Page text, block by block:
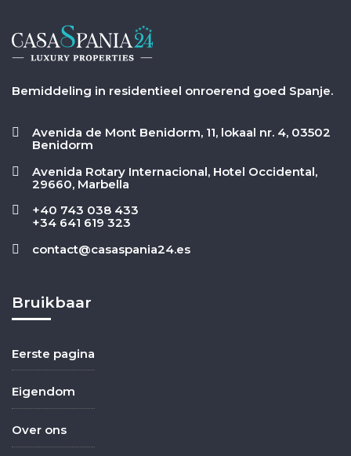
Bemiddeling in residentieel onroerend goed Spanje.
Avenida de Mont Benidorm, 11, lokaal nr. 4, 03502
Benidorm
Avenida Rotary Internacional, Hotel Occidental,
29660, Marbella
+40 743 038 433
+34 641 619 323
contact@casaspania24.es
Bruikbaar
Eerste pagina
Eigendom
Over ons